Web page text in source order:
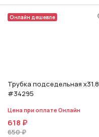
Онлайн дешевле
Трубка подседельная х31.8
#34295
Цена при оплате Онлайн
618 ₽
650 ₽